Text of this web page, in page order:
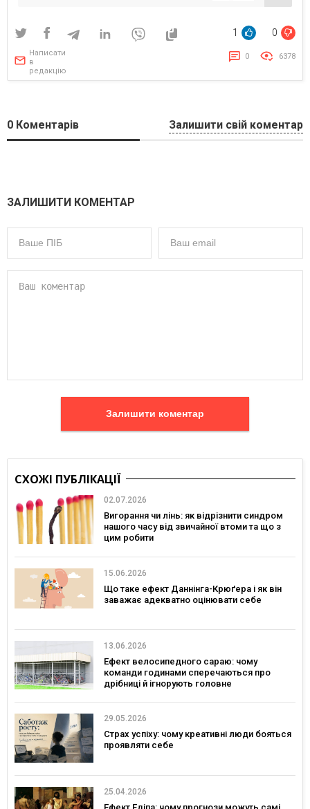
1 0
Написати
в
редакцію
0 6378
0 Коментарів Залишити свій коментар
ЗАЛИШИТИ КОМЕНТАР
Залишити коментар
СХОЖІ ПУБЛІКАЦІЇ
02.07.2026
Вигорання чи лінь: як відрізнити синдром
нашого часу від звичайної втоми та що з
цим робити
15.06.2026
Що таке ефект Даннінга-Крюґера і як він
заважає адекватно оцінювати себе
13.06.2026
Ефект велосипедного сараю: чому
команди годинами сперечаються про
дрібниці й ігнорують головне
29.05.2026
Страх успіху: чому креативні люди бояться
проявляти себе
25.04.2026